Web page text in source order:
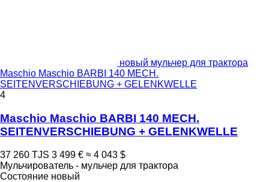
новый мульчер для трактора
Maschio Maschio BARBI 140 MECH.
SEITENVERSCHIEBUNG + GELENKWELLE
4
Maschio Maschio BARBI 140 MECH.
SEITENVERSCHIEBUNG + GELENKWELLE
37 260 TJS 3 499 € ≈ 4 043 $
Мульчирователь - мульчер для трактора
Состояние новый